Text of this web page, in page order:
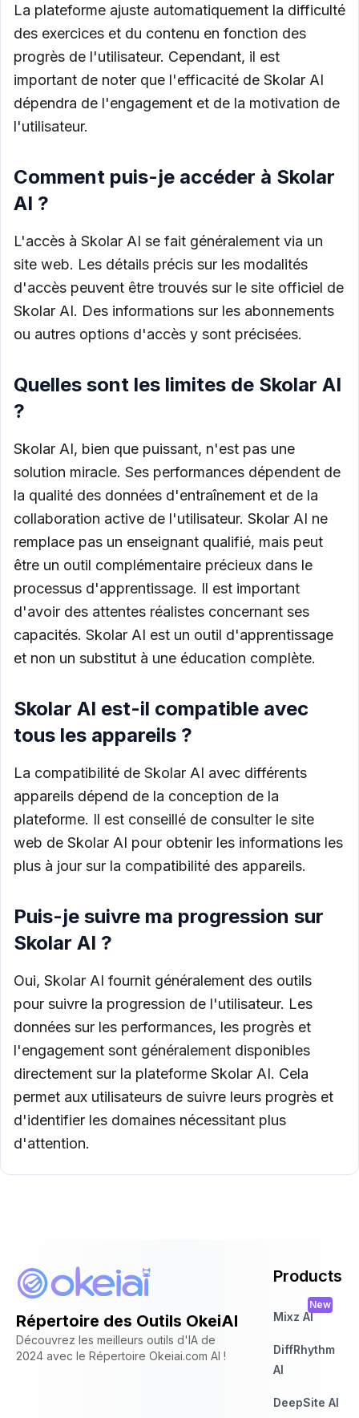
La plateforme ajuste automatiquement la difficulté
des exercices et du contenu en fonction des
progrès de l'utilisateur. Cependant, il est
important de noter que l'efficacité de Skolar AI
dépendra de l'engagement et de la motivation de
l'utilisateur.
Comment puis-je accéder à Skolar
AI ?
L'accès à Skolar AI se fait généralement via un
site web. Les détails précis sur les modalités
d'accès peuvent être trouvés sur le site officiel de
Skolar AI. Des informations sur les abonnements
ou autres options d'accès y sont précisées.
Quelles sont les limites de Skolar AI
?
Skolar AI, bien que puissant, n'est pas une
solution miracle. Ses performances dépendent de
la qualité des données d'entraînement et de la
collaboration active de l'utilisateur. Skolar AI ne
remplace pas un enseignant qualifié, mais peut
être un outil complémentaire précieux dans le
processus d'apprentissage. Il est important
d'avoir des attentes réalistes concernant ses
capacités. Skolar AI est un outil d'apprentissage
et non un substitut à une éducation complète.
Skolar AI est-il compatible avec
tous les appareils ?
La compatibilité de Skolar AI avec différents
appareils dépend de la conception de la
plateforme. Il est conseillé de consulter le site
web de Skolar AI pour obtenir les informations les
plus à jour sur la compatibilité des appareils.
Puis-je suivre ma progression sur
Skolar AI ?
Oui, Skolar AI fournit généralement des outils
pour suivre la progression de l'utilisateur. Les
données sur les performances, les progrès et
l'engagement sont généralement disponibles
directement sur la plateforme Skolar AI. Cela
permet aux utilisateurs de suivre leurs progrès et
d'identifier les domaines nécessitant plus
d'attention.
Répertoire des Outils OkeiAI
Découvrez les meilleurs outils d'IA de
2024 avec le Répertoire Okeiai.com AI !
Products
Mixz AI
New
DiffRhythm
AI
DeepSite AI